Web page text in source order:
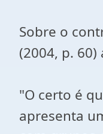
Sobre o
(2004, p.
"O certo é
apresenta